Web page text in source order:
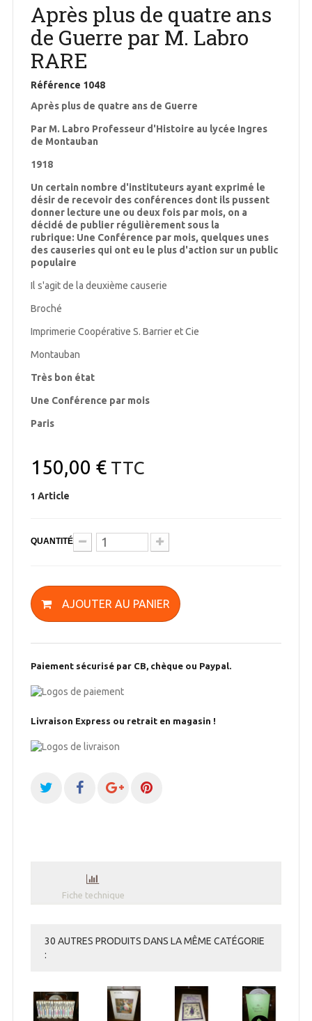
Après plus de quatre ans
de Guerre par M. Labro
RARE
Référence 1048
Après plus de quatre ans de Guerre
Par M. Labro Professeur d'Histoire au lycée Ingres
de Montauban
1918
Un certain nombre d'instituteurs ayant exprimé le
désir de recevoir des conférences dont ils pussent
donner lecture une ou deux fois par mois, on a
décidé de publier régulièrement sous la
rubrique: Une Conférence par mois, quelques unes
des causeries qui ont eu le plus d'action sur un public
populaire
Il s'agit de la deuxième causerie
Broché
Imprimerie Coopérative S. Barrier et Cie
Montauban
Très bon état
Une Conférence par mois
Paris
150,00 €TTC
1 Article
QUANTITÉ
AJOUTER AU PANIER
Paiement sécurisé par CB, chèque ou Paypal.
Livraison Express ou retrait en magasin !
Fiche technique
30 AUTRES PRODUITS DANS LA MÊME CATÉGORIE
: